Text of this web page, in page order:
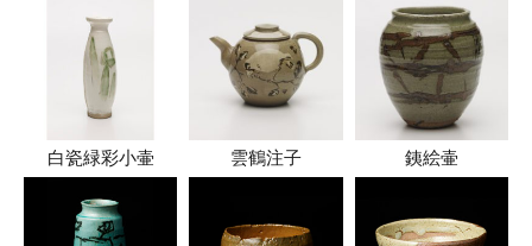
白瓷緑彩小壷 雲鶴注子 銕絵壷